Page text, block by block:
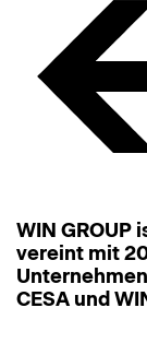
WIN GROUP
vereint mit
Unternehmen
CESA und